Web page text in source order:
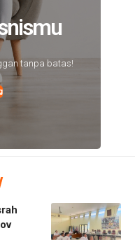
tanpa batas!